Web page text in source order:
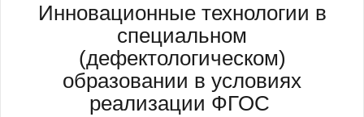
Инновационные технологии в
специальном
(дефектологическом)
образовании в условиях
реализации ФГОС